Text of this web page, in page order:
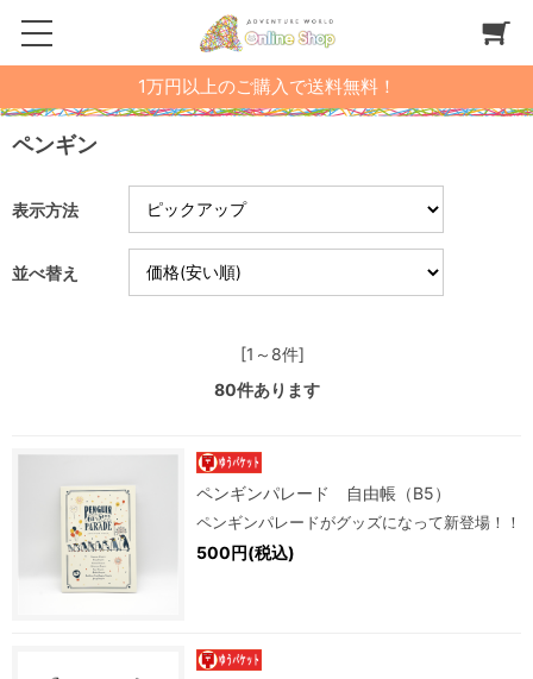
1万円以上のご購入で送料無料！
ペンギン
表示方法
並べ替え
[1～8件]
80件あります
ペンギンパレード 自由帳（B5）
ペンギンパレードがグッズになって新登場！！
500円(税込)